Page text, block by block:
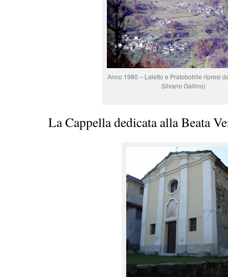
Anno 1980 – Laietto e Pratobotrile ripresi
Silvano Gallino)
La Cappella dedicata alla Beata